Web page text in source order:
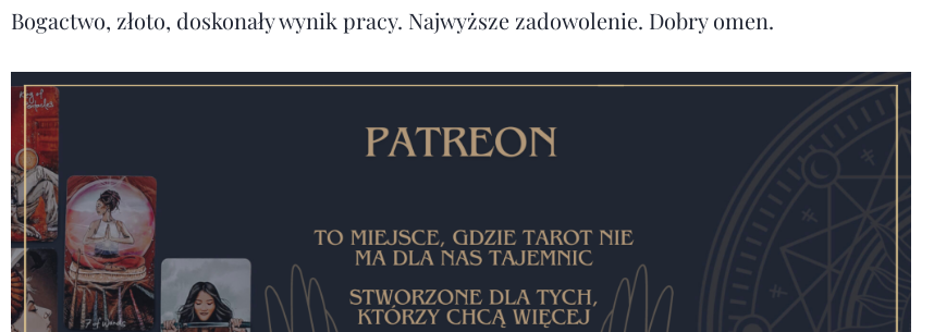
Bogactwo, złoto, doskonały wynik pracy. Najwyższe zadowolenie. Dobry omen.